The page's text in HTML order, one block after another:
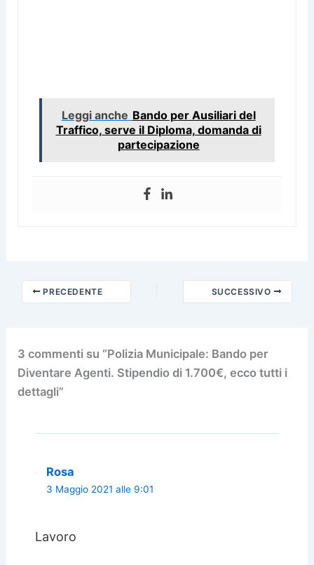
Leggi anche Bando per Ausiliari del
Traffico, serve il Diploma, domanda di
partecipazione
PRECEDENTE SUCCESSIVO
3 commenti su “Polizia Municipale: Bando per
Diventare Agenti. Stipendio di 1.700€, ecco tutti i
dettagli”
Rosa
3 Maggio 2021 alle 9:01
Lavoro